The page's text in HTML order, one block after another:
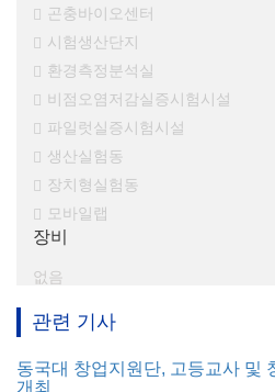
곤충바이오센터
시험생산단지
환경측정분석실
비점오염저감실증시험시설
파일럿실증시험시설
생산실험동
장치형실험동
모바일랩
장비
없음
관련 기사
동국대 창업지원단, 고등교사 및
개최